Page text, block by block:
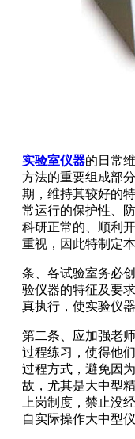
实验室仪器的日常
方法的重要组成部
期，维持其较好的
常运行的保护性、
科研正常的、顺利
重视，因此特制定本
条、各试验室务必
验仪器的特征及要
真执行，使实验仪
第二条、应加强老
过程练习，使得他
过程方式，避免因
故，尤其是大中型
上岗制度，禁止没
自实际操作大中型仪